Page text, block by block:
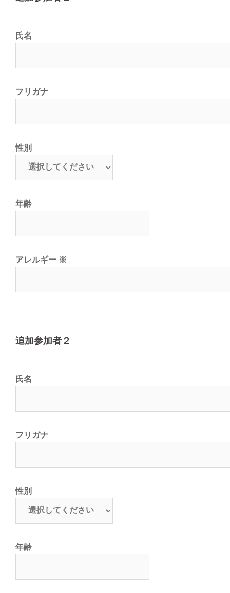
氏名
フリガナ
性別
年齢
アレルギー ※
追加参加者２
氏名
フリガナ
性別
年齢